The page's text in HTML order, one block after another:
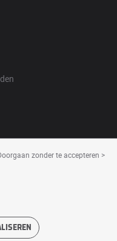
zonder te accepteren >